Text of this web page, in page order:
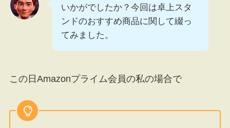
いかがでしたか？今回は卓上スタ
ンドのおすすめ商品に関して綴っ
てみました。
この日Amazonプライム会員の私の場合で